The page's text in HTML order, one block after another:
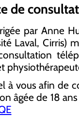
de
par Anne
Laval, Cirris)
à vous afin de
âgée de 18